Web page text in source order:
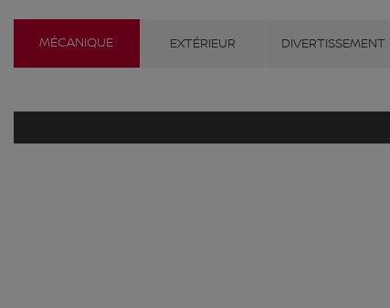
MÉCANIQUE EXTÉRIEUR DIVERTISSEMENT